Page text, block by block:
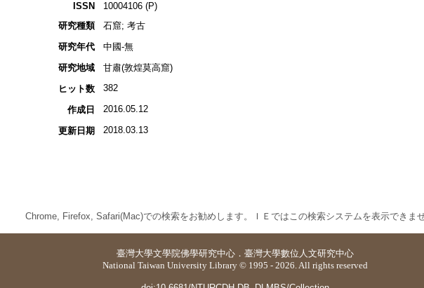
ISSN
10004106 (P)
研究種類
石窟; 考古
研究年代
中國-無
研究地域
甘肅(敦煌莫高窟)
ヒット数
382
作成日 2016.05.12
更新日期 2018.03.13
Chrome, Firefox, Safari(Mac)での検索をお勧めします。ＩＥではこの検索システムを表示できませ
臺灣大學文學院佛學研究中心 ． 臺灣大學數位人文研究中心
National Taiwan University Library © 1995 - 2026. All rights reserved